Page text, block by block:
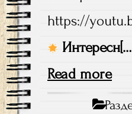
https://
Read more